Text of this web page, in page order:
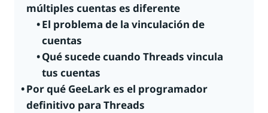
múltiples cuentas es diferente
El problema de la vinculación de
cuentas
Qué sucede cuando Threads vincula
tus cuentas
Por qué GeeLark es el programador
definitivo para Threads